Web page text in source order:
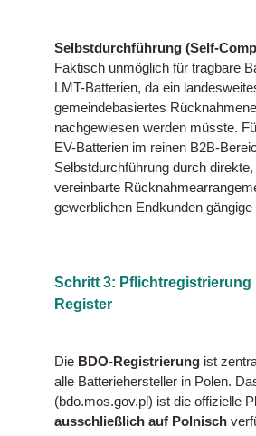
Selbstdurchführung (Self-
Faktisch unmöglich für tragbare
LMT-Batterien, da ein
gemeindebasiertes
nachgewiesen werden müsste.
EV-Batterien im reinen B2B-
Selbstdurchführung durch
vereinbarte
gewerblichen Endkunden
Schritt 3: Pflichtregistrierung
Register
Die BDO-Registrierungist
alle Batteriehersteller in Polen.
(bdo.mos.gov.pl) ist die offizielle
ausschließlich auf Polnisch